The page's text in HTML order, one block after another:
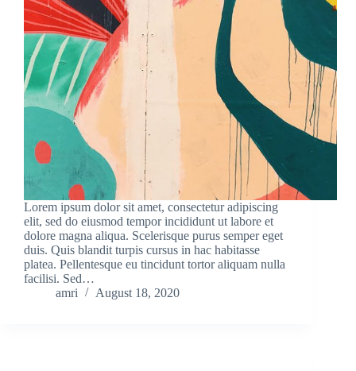
Lorem ipsum dolor sit amet, consectetur adipiscing
elit, sed do eiusmod tempor incididunt ut labore et
dolore magna aliqua. Scelerisque purus semper eget
duis. Quis blandit turpis cursus in hac habitasse
platea. Pellentesque eu tincidunt tortor aliquam nulla
facilisi. Sed…
amri
August 18, 2020